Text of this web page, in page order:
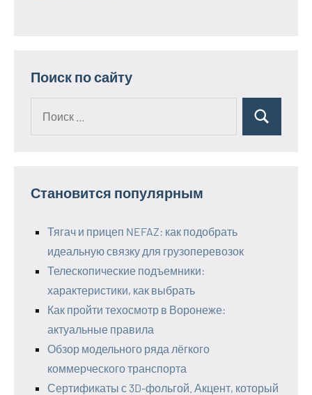
Поиск по сайту
Поиск
Становится популярным
Тягач и прицеп NEFAZ: как подобрать
идеальную связку для грузоперевозок
Телескопические подъемники:
характеристики, как выбрать
Как пройти техосмотр в Воронеже:
актуальные правила
Обзор модельного ряда лёгкого
коммерческого транспорта
Сертификаты с 3D-фольгой. Акцент, который